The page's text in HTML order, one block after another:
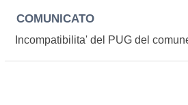
COMUNICATO
Incompatibilita' del PUG del